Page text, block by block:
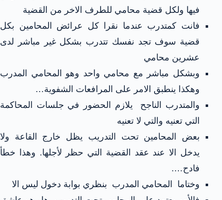
فيها ولكل قضية محامي للطرف الاخر من القضية
فانت كمتدرب عندما نقرا كل عرائض المحامين بكل
قضية سوف تجد نفسك تتدرب بشكل غير مباشر لدى
عشرين محامي
وبشكل مباشر مع محامي واحد وهو المحامي المدرب
وهكذا ينطبق الامر على المرافعات الشفوية…
والمتدرب الناجح يلازم الحضور في جلسات المحاكمة
التي تعنيه والتي لا تعنيه
بعض المحامين تحت التدريب يظل خارج القاعة ولا
يدخل الا عند عقد القضية التي حظر لأجلها. وهذا خطأ
فادح….
وختاما المحامي المدرب بنظري بوابة دخول ليس الا